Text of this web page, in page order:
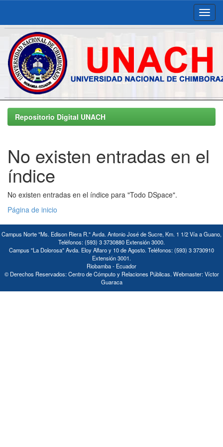
Skip
navigationRepositorio Digital UNACH
No existen entradas en el
índice
No existen entradas en el índice para "Todo DSpace".
Página de inicio
Campus Norte "Ms. Edison Riera R." Avda. Antonio José de Sucre, Km. 1 1/2 Vía a Guano,
Teléfonos: (593) 3 3730880 Extensión 3000.
Campus "La Dolorosa" Avda. Eloy Alfaro y 10 de Agosto. Teléfonos: (593) 3 3730910
Extensión 3001.
Riobamba - Ecuador
© Derechos Reservados: Centro de Cómputo y Relaciones Públicas. Webmaster: Víctor
Guaraca